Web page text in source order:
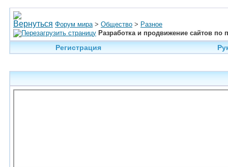
Форум мира > Общество > Разное
Разработка и продвижение сайтов
Регистрация